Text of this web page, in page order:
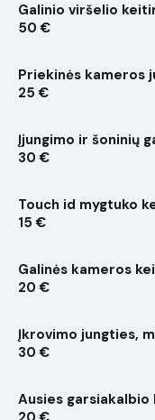
Galinio viršelio
50 €
Priekinės kameros
25 €
Įjungimo ir šoninių
30 €
Touch id mygtuko
15 €
Galinės kameros
20 €
Įkrovimo jungties,
30 €
Ausies garsiakalbio